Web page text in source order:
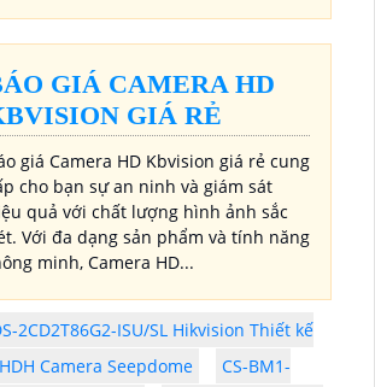
GIÁ CAMERA HD
GIÁ RẺ
giá Camera HD Kbvision giá rẻ cung
cho bạn sự an ninh và giám sát
quả với chất lượng hình ảnh sắc
Với đa dạng sản phẩm và tính năng
minh, Camera HD...
2CD2T86G2-ISU/SL Hikvision Thiết kế
Camera Seepdome
CS-BM1-